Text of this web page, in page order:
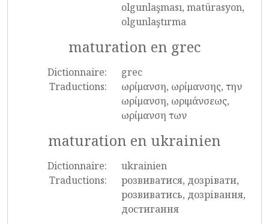
olgunlaşması, matürasyon,
olgunlaştırma
maturation en grec
Dictionnaire:
grec
Traductions:
ωρίμανση, ωρίμανσης, την
ωρίμανση, ωριμάνσεως,
ωρίμανση των
maturation en ukrainien
Dictionnaire:
ukrainien
Traductions:
розвиватися, дозрівати,
розвиватись, дозрівання,
достигання